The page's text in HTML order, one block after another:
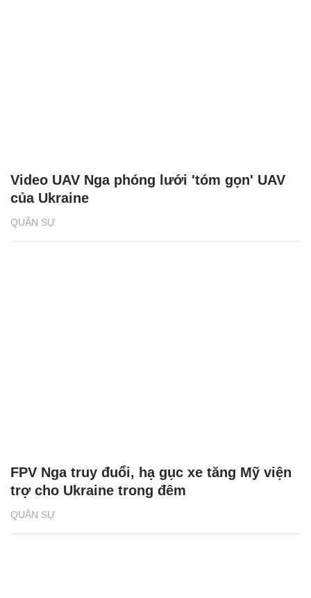
QUÂN SỰ
Video UAV Nga phóng lưới 'tóm gọn' UAV
của Ukraine
QUÂN SỰ
FPV Nga truy đuổi, hạ gục xe tăng Mỹ viện
trợ cho Ukraine trong đêm